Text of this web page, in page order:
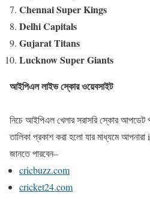
Chennai Super Kings
Delhi Capitals
Gujarat Titans
Lucknow Super Giants
আইপিএল লাইভ স্কোর ওয়েবসাইট
নিচে আইপিএল খেলার সরাসরি স্কোর আপডেট
তালিকা প্রকাশ করা হলো যার মাধ্যমে
জানতে পারবেন–
cricbuzz.com
cricket24.com